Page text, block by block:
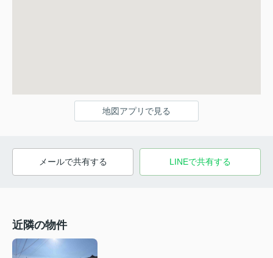
地図アプリで見る
メールで共有する LINEで共有する
近隣の物件